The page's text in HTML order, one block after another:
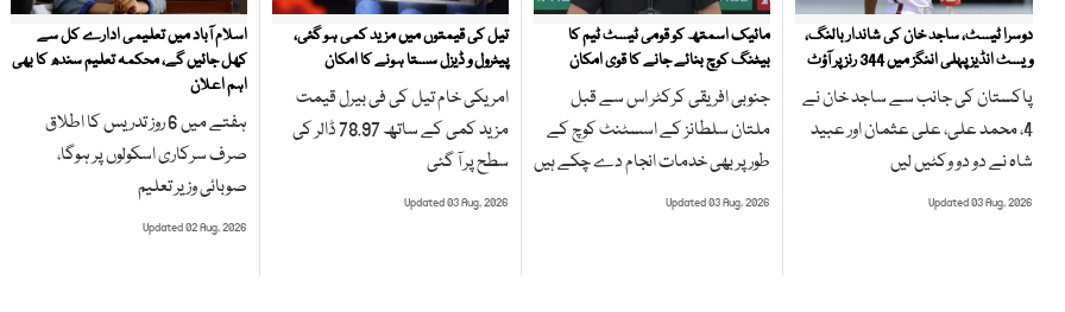
دوسرا ٹیسٹ، ساجد خان کی شاندار بالنگ،
ویسٹ انڈیز پہلی اننگز میں 344 رنز پر آؤٹ
پاکستان کی جانب سے ساجد خان نے
4، محمد علی، علی عثمان اور عبید
شاہ نے دو دو وکٹیں لیں
Updated 03 Aug, 2026
مائیک اسمتھ کو قومی ٹیسٹ ٹیم کا
بیٹنگ کوچ بنائے جانے کا قوی امکان
جنوبی افریقی کرکٹر اس سے قبل
ملتان سلطانز کے اسسٹنٹ کوچ کے
طور پر بھی خدمات انجام دے چکے ہیں
Updated 03 Aug, 2026
تیل کی قیمتوں میں مزید کمی ہو گئی،
پیٹرول و ڈیزل سستا ہونے کا امکان
امریکی خام تیل کی فی بیرل قیمت
مزید کمی کے ساتھ 78.97 ڈالر کی
سطح پر آ گئی
Updated 03 Aug, 2026
اسلام آباد میں تعلیمی ادارے کل سے
کھل جائیں گے، محکمہ تعلیم سندھ کا بھی
اہم اعلان
ہفتے میں 6 روز تدریس کا اطلاق
صرف سرکاری اسکولوں پر ہوگا،
صوبائی وزیر تعلیم
Updated 02 Aug, 2026